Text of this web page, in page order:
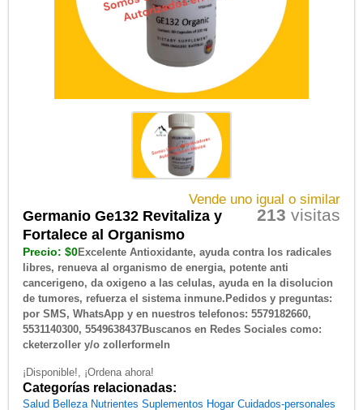
Vende uno igual o similar
213 visitas
Germanio Ge132 Revitaliza y
Fortalece al Organismo
Precio: $0Excelente Antioxidante, ayuda contra los radicales
libres, renueva al organismo de energia, potente anti
cancerigeno, da oxigeno a las celulas, ayuda en la disolucion
de tumores, refuerza el sistema inmune.Pedidos y preguntas:
por SMS, WhatsApp y en nuestros telefonos: 5579182660,
5531140300, 5549638437Buscanos en Redes Sociales como:
cketerzoller y/o zollerformeln
¡Disponible!, ¡Ordena ahora!
Categorías relacionadas:
Salud Belleza NutrientesSuplementos HogarCuidados-personales